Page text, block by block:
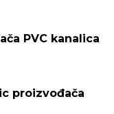
PVC kanalica
proizvođača